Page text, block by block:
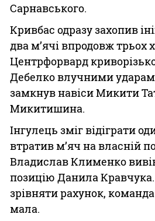
Сарнавського.
Кривбас одразу захопив
два м’ячі впродовж трьох
Центрфорвард
Дебелко влучними
замкнув навіси Микити
Микитишина.
Інгулець зміг відіграти
втратив м’яч на власній
Владислав Клименко
позицію Данила
зрівняти рахунок,
мала.